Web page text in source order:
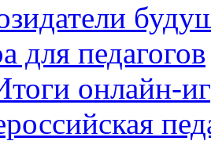
для педагогов
онлайн-